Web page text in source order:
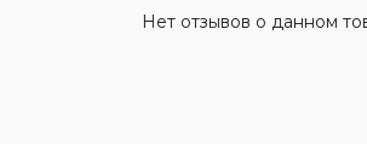
Нет отзывов о данном